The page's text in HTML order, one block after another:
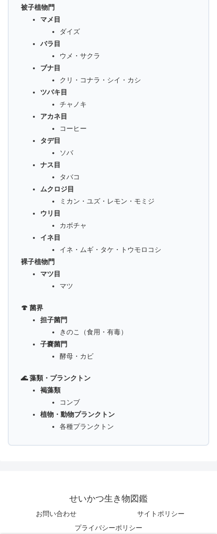
被子植物門
マメ目
ダイズ
バラ目
ウメ・サクラ
ブナ目
クリ・コナラ・シイ・カシ
ツバキ目
チャノキ
アカネ目
コーヒー
タデ目
ソバ
ナス目
タバコ
ムクロジ目
ミカン・ユズ・レモン・モミジ
ウリ目
カボチャ
イネ目
イネ・ムギ・タケ・トウモロコシ
裸子植物門
マツ目
マツ
🍄 菌界
担子菌門
きのこ（食用・有毒）
子嚢菌門
酵母・カビ
🌊 藻類・プランクトン
褐藻類
コンブ
植物・動物プランクトン
各種プランクトン
せいかつ生き物図鑑
お問い合わせ
サイトポリシー
プライバシーポリシー